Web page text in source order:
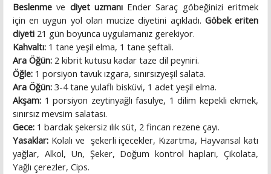
Beslenme ve diyet uzmanıEnder Saraç göbeğinizi eritmek
için en uygun yol olan mucize diyetini açıkladı. Göbek eriten
diyeti 21 gün boyunca uygulamanız gerekiyor.
Kahvaltı: 1 tane yeşil elma, 1 tane şeftali.
Ara Öğün: 2 kibrit kutusu kadar taze dil peyniri.
Öğle: 1 porsiyon tavuk ızgara, sınırsızyeşil salata.
Ara Öğün: 3-4 tane yulaflı bisküvi, 1 adet yeşil elma.
Akşam: 1 porsiyon zeytinyağlı fasulye, 1 dilim kepekli ekmek,
sınırsız mevsim salatası.
Gece: 1 bardak şekersiz ılık süt, 2 fincan rezene çayı.
Yasaklar: Kolalı ve şekerli içecekler, Kızartma, Hayvansal katı
yağlar, Alkol, Un, Şeker, Doğum kontrol hapları, Çikolata,
Yağlı çerezler, Cips.